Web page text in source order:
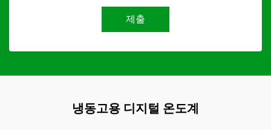
제출
냉동고용 디지털 온도계